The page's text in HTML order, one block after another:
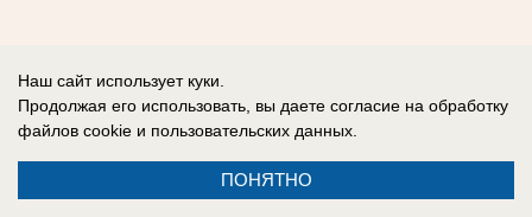
Наш сайт использует куки.
Продолжая его использовать, вы даете согласие на обработку
файлов cookie и пользовательских данных.
ПОНЯТНО